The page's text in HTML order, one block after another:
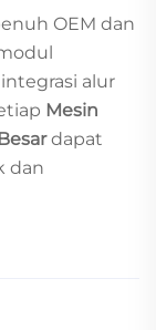
OEM dan
alur
Mesin
dapat
dan